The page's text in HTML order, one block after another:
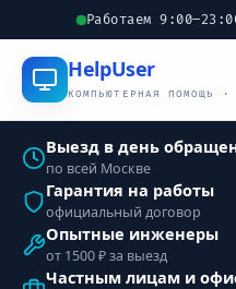
Работаем
HelpUser
КОМПЬЮТЕРНАЯ ПОМОЩЬ ·
Выезд в день
по всей Москве
Гарантия на работы
официальный договор
Опытные инженеры
от 1500 ₽ за выезд
Частным лицам и